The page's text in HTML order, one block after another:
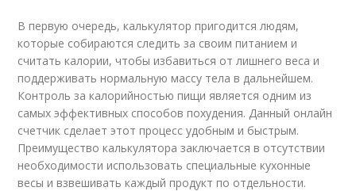
В первую очередь, калькулятор пригодится людям,
которые собираются следить за своим питанием и
считать калории, чтобы избавиться от лишнего веса и
поддерживать нормальную массу тела в дальнейшем.
Контроль за калорийностью пищи является одним из
самых эффективных способов похудения. Данный онлайн
счетчик сделает этот процесс удобным и быстрым.
Преимущество калькулятора заключается в отсутствии
необходимости использовать специальные кухонные
весы и взвешивать каждый продукт по отдельности.